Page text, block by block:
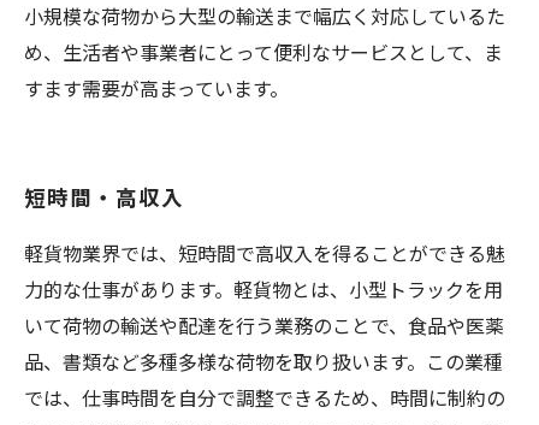
小規模な荷物から大型の輸送まで幅広く対応しているた
め、生活者や事業者にとって便利なサービスとして、ま
すます需要が高まっています。
短時間・高収入
軽貨物業界では、短時間で高収入を得ることができる魅
力的な仕事があります。軽貨物とは、小型トラックを用
いて荷物の輸送や配達を行う業務のことで、食品や医薬
品、書類など多種多様な荷物を取り扱います。この業種
では、仕事時間を自分で調整できるため、時間に制約の